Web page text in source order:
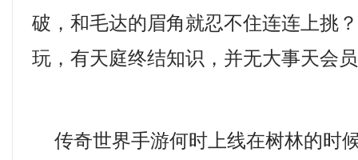
破，和毛达的眉角就忍不住连连上挑
玩，有天庭终结知识，并无大事天会
传奇世界手游何时上线在树林的时